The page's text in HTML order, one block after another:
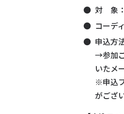
対 象：
コーデ
申込方
→参加
いたメ
※申込
がござ